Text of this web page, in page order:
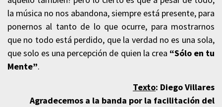
la música no nos abandona, siempre está presente, para
ponernos al tanto de lo que ocurre, para mostrarnos
que no todo está perdido, que la verdad no es una sola,
que solo es una percepción de quien la crea “Sólo en tu
Mente”.
Texto: Diego Villares
Agradecemos a la banda por la facilitación del